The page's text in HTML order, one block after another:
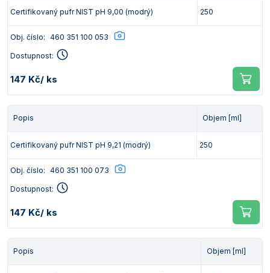
Certifikovaný pufr NIST pH 9,00 (modrý) 250
Obj. číslo: 460 351 100 053
Dostupnost:
147 Kč/ ks
Popis Objem [ml]
Certifikovaný pufr NIST pH 9,21 (modrý) 250
Obj. číslo: 460 351 100 073
Dostupnost:
147 Kč/ ks
Popis Objem [ml]